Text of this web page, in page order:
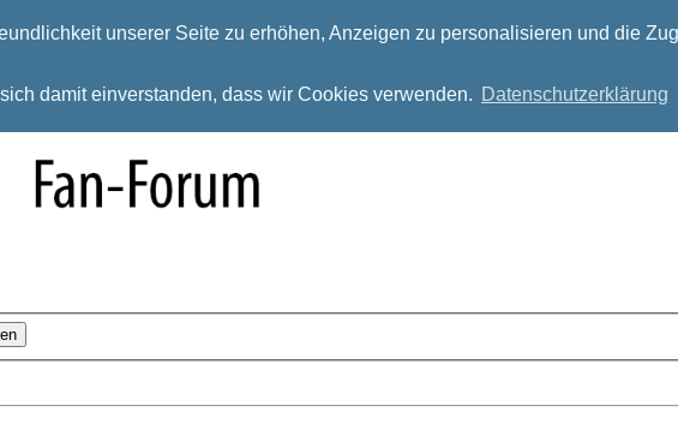
unserer Seite zu erhöhen, Anzeigen zu personalisieren und die
damit einverstanden, dass wir Cookies verwenden. Datenschutzerklärung